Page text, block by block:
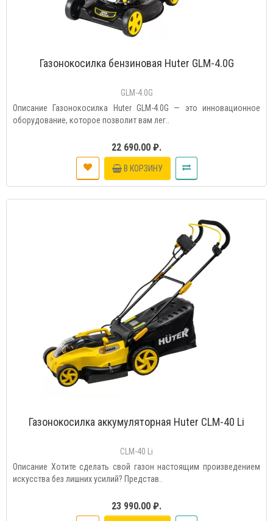
Газонокосилка бензиновая Huter GLM-4.0G
GLM-4.0G
Описание Газонокосилка Huter GLM-4.0G — это инновационное
оборудование, которое позволит вам лег..
22 690.00 ₽.
В КОРЗИНУ
Газонокосилка аккумуляторная Huter CLM-40 Li
CLM-40 Li
Описание Хотите сделать свой газон настоящим произведением
искусства без лишних усилий? Представ..
23 990.00 ₽.